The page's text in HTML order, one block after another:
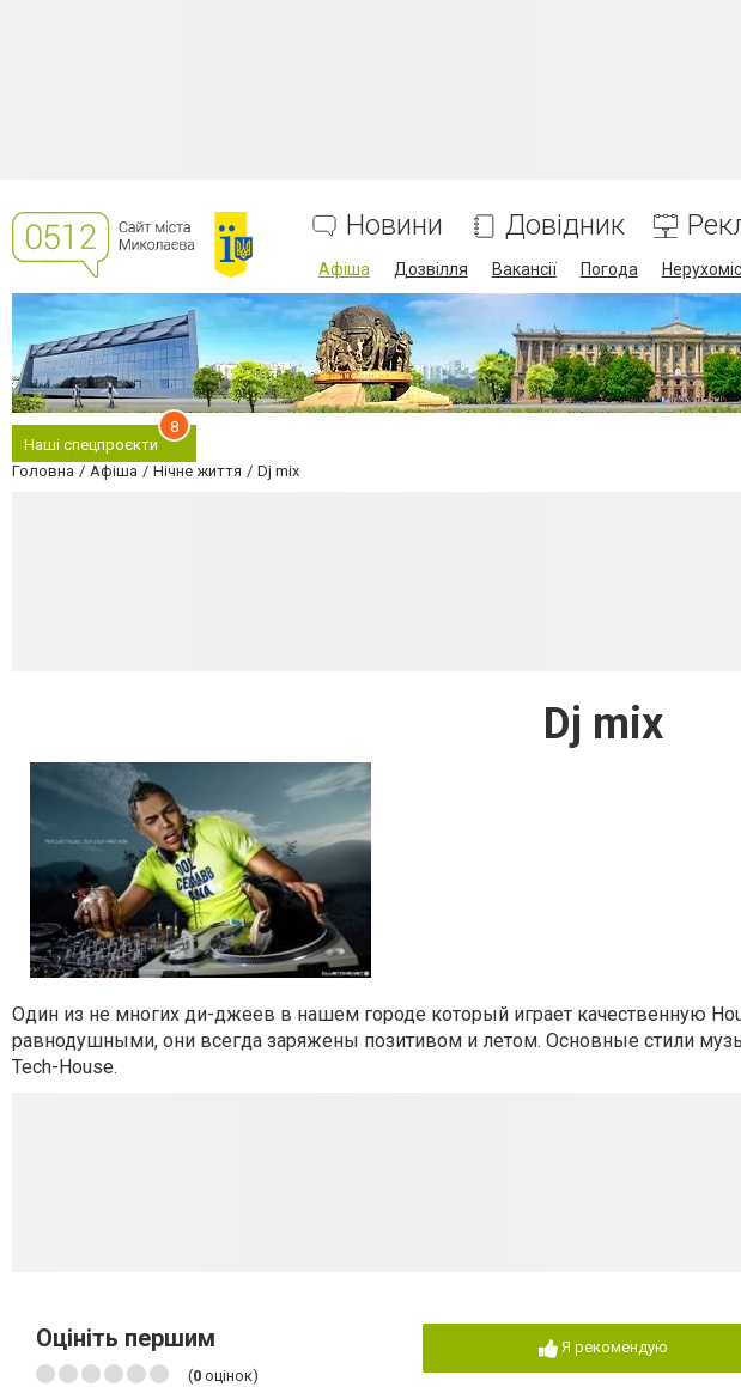
Новини Довідник
Афіша Дозвілля Вакансії Погода
Наші спецпроєкти
8
Головна Афіша Нічне життя Dj mix
Dj mix
Oдин из не многих ди-джеев в нашем городе который играет качественную
равнодушными, они всегда заряжены позитивом и летом. Основные стили
Tech-House.
Оцініть першим
(0 оцінок)
Я рекомендую